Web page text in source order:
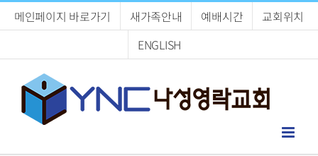
메인페이지 바로가기 새가족안내 예배시간
교회위치
ENGLISH